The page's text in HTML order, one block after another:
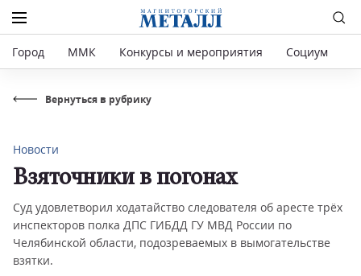
Город ММК Конкурсы и мероприятия Социум
Вернуться в рубрику
Новости
Взяточники в погонах
Суд удовлетворил ходатайство следователя об аресте трёх
инспекторов полка ДПС ГИБДД ГУ МВД России по
Челябинской области, подозреваемых в вымогательстве
взятки.